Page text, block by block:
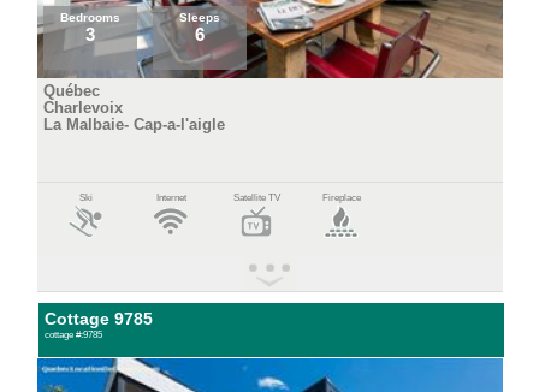
Bedrooms
3
Sleeps
6
Québec
Charlevoix
La Malbaie- Cap-a-l'aigle
Ski Internet Satellite TV Fireplace
Cottage 9785
cottage #:9785